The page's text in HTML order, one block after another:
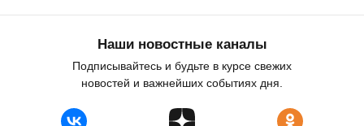
Наши новостные каналы
Подписывайтесь и будьте в курсе свежих
новостей и важнейших событиях дня.